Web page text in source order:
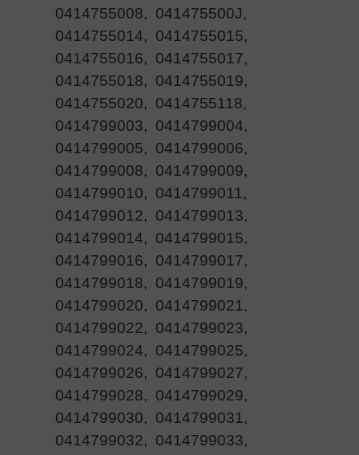
0414755008, 041475500J,
0414755014, 0414755015,
0414755016, 0414755017,
0414755018, 0414755019,
0414755020, 0414755118,
0414799003, 0414799004,
0414799005, 0414799006,
0414799008, 0414799009,
0414799010, 0414799011,
0414799012, 0414799013,
0414799014, 0414799015,
0414799016, 0414799017,
0414799018, 0414799019,
0414799020, 0414799021,
0414799022, 0414799023,
0414799024, 0414799025,
0414799026, 0414799027,
0414799028, 0414799029,
0414799030, 0414799031,
0414799032, 0414799033,